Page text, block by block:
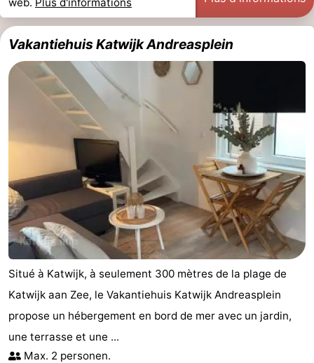
Vakantiehuis Katwijk Andreasplein
Situé à Katwijk, à seulement 300 mètres de la plage de
Katwijk aan Zee, le Vakantiehuis Katwijk Andreasplein
propose un hébergement en bord de mer avec un jardin,
une terrasse et une ...
Max. 2 personen.